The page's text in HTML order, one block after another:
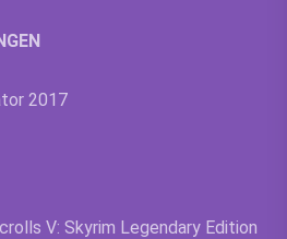
2017
V: Skyrim Legendary Edition